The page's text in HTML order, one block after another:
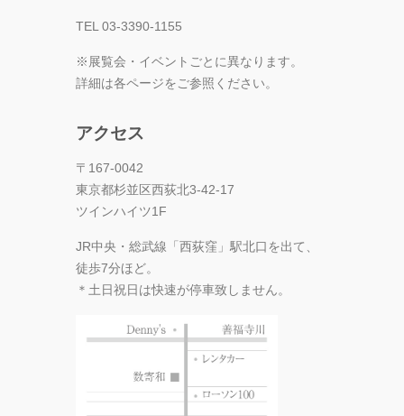
TEL 03-3390-1155
※展覧会・イベントごとに異なります。
詳細は各ページをご参照ください。
アクセス
〒167-0042
東京都杉並区西荻北3-42-17
ツインハイツ1F
JR中央・総武線「西荻窪」駅北口を出て、
徒歩7分ほど。
＊土日祝日は快速が停車致しません。